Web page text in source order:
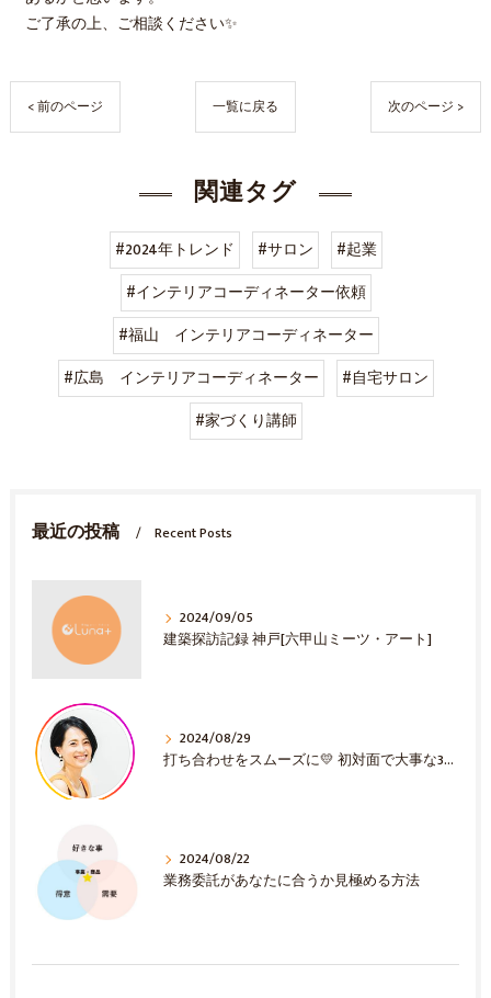
ご了承の上、ご相談ください✨
< 前のページ 一覧に戻る 次のページ >
関連タグ
#2024年トレンド #サロン
#起業
#インテリアコーディネーター依頼
#福山 インテリアコーディネーター
#広島 インテリアコーディネーター
#自宅サロン
#家づくり講師
最近の投稿 Recent Posts
2024/09/05
建築探訪記録 神戸[六甲山ミーツ・アート]
2024/08/29
打ち合わせをスムーズに💛 初対面で大事な3選！
2024/08/22
業務委託があなたに合うか見極める方法